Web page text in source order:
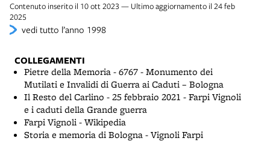
Contenuto inserito il 10 ott 2023 — Ultimo aggiornamento il 24 feb
2025
vedi tutto l’anno 1998
COLLEGAMENTI
Pietre della Memoria - 6767 - Monumento dei
Mutilati e Invalidi di Guerra ai Caduti – Bologna
Il Resto del Carlino - 25 febbraio 2021 - Farpi Vignoli
e i caduti della Grande guerra
Farpi Vignoli - Wikipedia
Storia e memoria di Bologna - Vignoli Farpi